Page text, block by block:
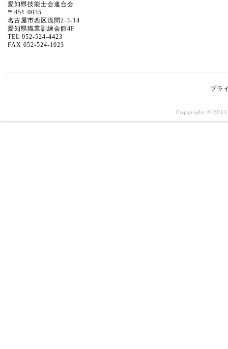
愛知県技能士会連合会
〒451-0035
名古屋市西区浅間2-3-14
愛知県職業訓練会館4F
TEL 052-524-4423
FAX 052-524-1023
プラ
Copyright © 2011